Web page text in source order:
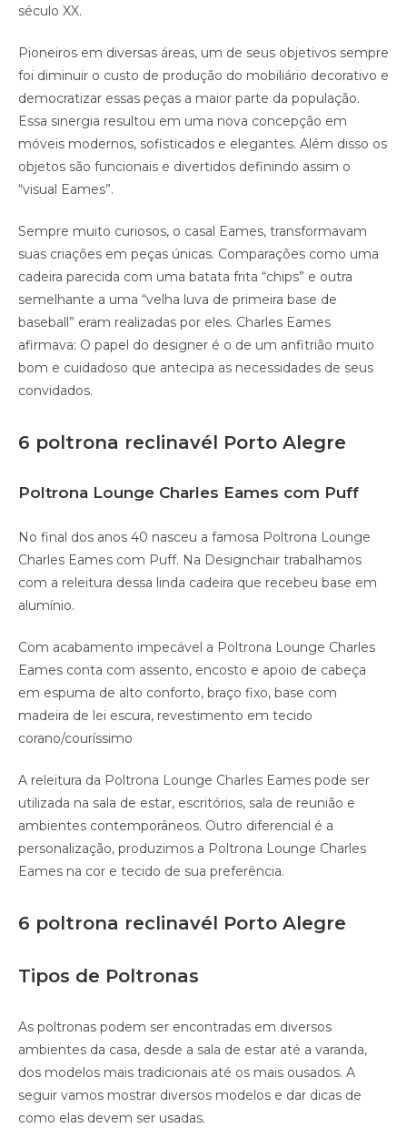
século XX.
Pioneiros em diversas áreas, um de seus objetivos sempre
foi diminuir o custo de produção do mobiliário decorativo e
democratizar essas peças a maior parte da população.
Essa sinergia resultou em uma nova concepção em
móveis modernos, sofisticados e elegantes. Além disso os
objetos são funcionais e divertidos definindo assim o
“visual Eames”.
Sempre muito curiosos, o casal Eames, transformavam
suas criações em peças únicas. Comparações como uma
cadeira parecida com uma batata frita “chips” e outra
semelhante a uma “velha luva de primeira base de
baseball” eram realizadas por eles. Charles Eames
afirmava: O papel do designer é o de um anfitrião muito
bom e cuidadoso que antecipa as necessidades de seus
convidados.
6 poltrona reclinavél Porto Alegre
Poltrona Lounge Charles Eames com Puff
No final dos anos 40 nasceu a famosa Poltrona Lounge
Charles Eames com Puff. Na Designchair trabalhamos
com a releitura dessa linda cadeira que recebeu base em
alumínio.
Com acabamento impecável a Poltrona Lounge Charles
Eames conta com assento, encosto e apoio de cabeça
em espuma de alto conforto, braço fixo, base com
madeira de lei escura, revestimento em tecido
corano/couríssimo
A releitura da Poltrona Lounge Charles Eames pode ser
utilizada na sala de estar, escritórios, sala de reunião e
ambientes contemporâneos. Outro diferencial é a
personalização, produzimos a Poltrona Lounge Charles
Eames na cor e tecido de sua preferência.
6 poltrona reclinavél Porto Alegre
Tipos de Poltronas
As poltronas podem ser encontradas em diversos
ambientes da casa, desde a sala de estar até a varanda,
dos modelos mais tradicionais até os mais ousados. A
seguir vamos mostrar diversos modelos e dar dicas de
como elas devem ser usadas.